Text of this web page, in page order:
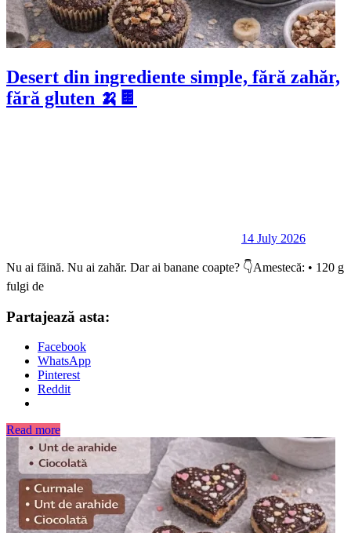
Desert din ingrediente simple, fără zahăr,
fără gluten 🍌🍫
14 July 2026
Nu ai făină. Nu ai zahăr. Dar ai banane coapte? 👇Amestecă: • 120 g
fulgi de
Partajează asta:
Facebook
WhatsApp
Pinterest
Reddit
Read more